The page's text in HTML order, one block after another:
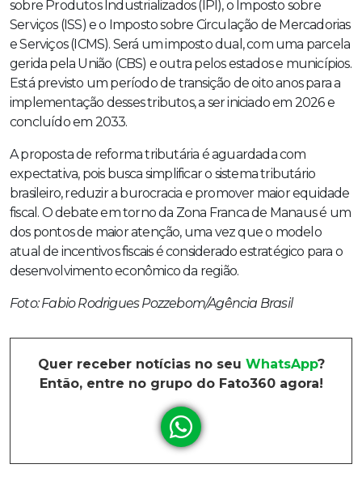
sobre Produtos Industrializados (IPI), o Imposto sobre
Serviços (ISS) e o Imposto sobre Circulação de Mercadorias
e Serviços (ICMS). Será um imposto dual, com uma parcela
gerida pela União (CBS) e outra pelos estados e municípios.
Está previsto um período de transição de oito anos para a
implementação desses tributos, a ser iniciado em 2026 e
concluído em 2033.
A proposta de reforma tributária é aguardada com
expectativa, pois busca simplificar o sistema tributário
brasileiro, reduzir a burocracia e promover maior equidade
fiscal. O debate em torno da Zona Franca de Manaus é um
dos pontos de maior atenção, uma vez que o modelo
atual de incentivos fiscais é considerado estratégico para o
desenvolvimento econômico da região.
Foto: Fabio Rodrigues Pozzebom/Agência Brasil
Quer receber notícias no seu WhatsApp?
Então, entre no grupo do Fato360 agora!